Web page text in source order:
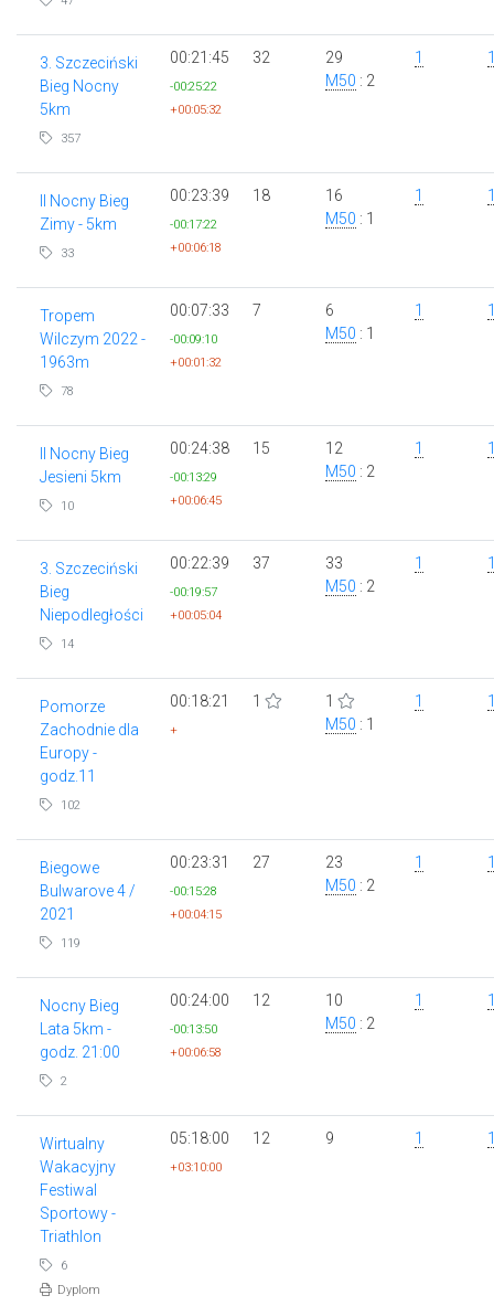
3. Szczeciński
Bieg Nocny
5km
357
00:21:45
-00:25:22
+00:05:32
32
29
M50 : 2
1
II Nocny Bieg
Zimy - 5km
33
00:23:39
-00:17:22
+00:06:18
18
16
M50 : 1
1
Tropem
Wilczym 2022 -
1963m
78
00:07:33
-00:09:10
+00:01:32
7
6
M50 : 1
1
II Nocny Bieg
Jesieni 5km
10
00:24:38
-00:13:29
+00:06:45
15
12
M50 : 2
1
3. Szczeciński
Bieg
Niepodległości
14
00:22:39
-00:19:57
+00:05:04
37
33
M50 : 2
1
Pomorze
Zachodnie dla
Europy -
godz.11
102
00:18:21
+
1
1
M50 : 1
1
Biegowe
Bulwarove 4 /
2021
119
00:23:31
-00:15:28
+00:04:15
27
23
M50 : 2
1
Nocny Bieg
Lata 5km -
godz. 21:00
2
00:24:00
-00:13:50
+00:06:58
12
10
M50 : 2
1
Wirtualny
Wakacyjny
Festiwal
Sportowy -
Triathlon
6
Dyplom
05:18:00
+03:10:00
12 9 1